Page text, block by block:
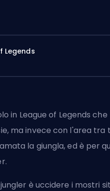
Legends
in League of Legends
ma invece con l'area tra
la giungla, ed è per
.
è uccidere i mostri